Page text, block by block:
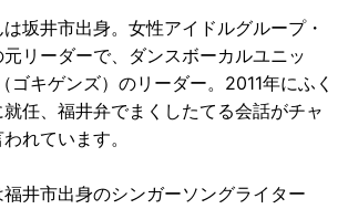
坂井市出身。女性アイドルグループ・
リーダーで、ダンスボーカルユニッ
ゴキゲンズ）のリーダー。2011年にふく
任、福井弁でまくしたてる会話がチャ
れています。
福井市出身のシンガーソングライター